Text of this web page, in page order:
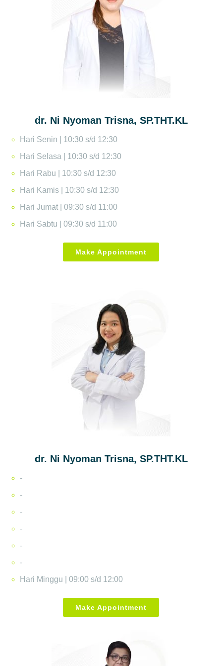
dr. Ni Nyoman Trisna, SP.THT.KL
Hari Senin | 10:30 s/d 12:30
Hari Selasa | 10:30 s/d 12:30
Hari Rabu | 10:30 s/d 12:30
Hari Kamis | 10:30 s/d 12:30
Hari Jumat | 09:30 s/d 11:00
Hari Sabtu | 09:30 s/d 11:00
Make Appointment
dr. Ni Nyoman Trisna, SP.THT.KL
-
-
-
-
-
-
Hari Minggu | 09:00 s/d 12:00
Make Appointment